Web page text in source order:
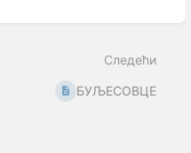
Следећи
БУЉЕСОВЦЕ